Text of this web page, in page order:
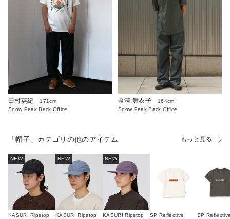
田村英紀
171cm
Snow Peak Back Office
金澤 舞衣子
164cm
Snow Peak Back Office
「帽子」カテゴリの他のアイテム もっと見る
NEW
KASURI Ripstop
NEW
KASURI Ripstop
NEW
KASURI Ripstop
SP Reflective
SP